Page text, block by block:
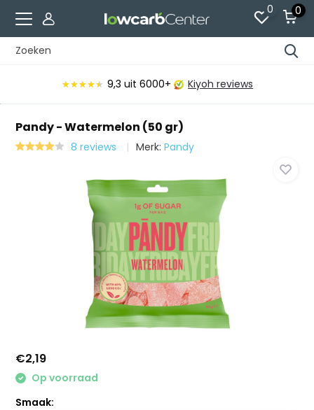
0 0
★★★★★
★★★★★ 9,3 uit 6000+ Kiyoh reviews
Pandy - Watermelon (50 gr)
8 reviews Merk:Pandy
€2,19
Op voorraad
Smaak: